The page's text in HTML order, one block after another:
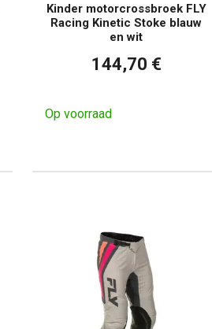
Kinder motorcrossbroek FLY
Racing Kinetic Stoke blauw
en wit
144,70 €
Op voorraad